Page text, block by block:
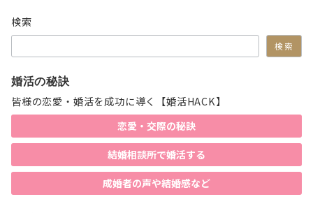
検索
検索
婚活の秘訣
皆様の恋愛・婚活を成功に導く【婚活HACK】
恋愛・交際の秘訣
結婚相談所で婚活する
成婚者の声や結婚感など